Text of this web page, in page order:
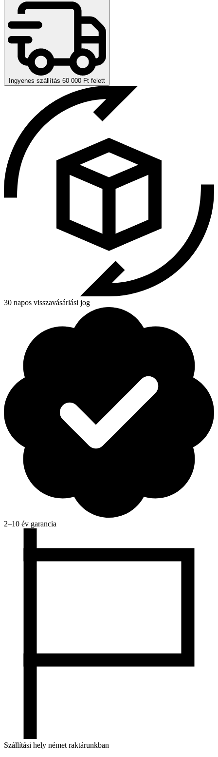
Ingyenes szállítás 60 000 Ft felett
30 napos visszavásárlási jog
2–10 év garancia
Szállítási hely német raktárunkban